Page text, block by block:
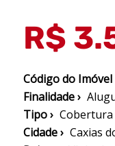
R$
Código do Imóvel
Finalidade ›
Tipo › Cobertura
Cidade › Caxias